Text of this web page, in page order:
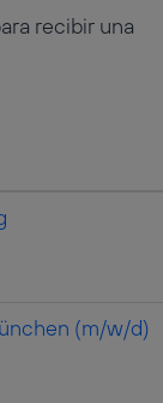
recibir una
(m/w/d)